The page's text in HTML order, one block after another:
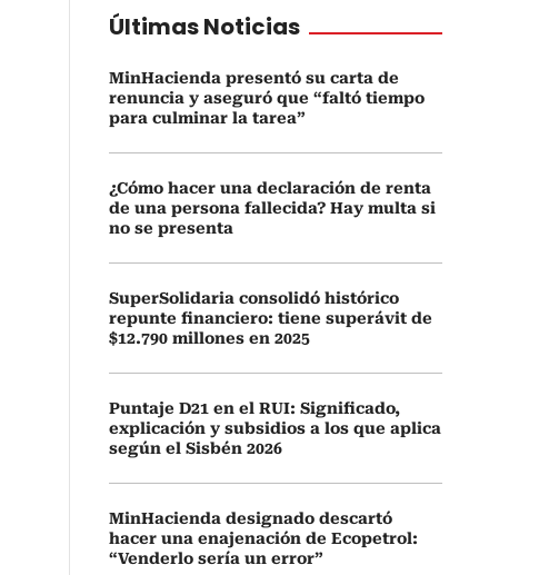
Últimas Noticias
MinHacienda presentó su carta de
renuncia y aseguró que “faltó tiempo
para culminar la tarea”
¿Cómo hacer una declaración de renta
de una persona fallecida? Hay multa si
no se presenta
SuperSolidaria consolidó histórico
repunte financiero: tiene superávit de
$12.790 millones en 2025
Puntaje D21 en el RUI: Significado,
explicación y subsidios a los que aplica
según el Sisbén 2026
MinHacienda designado descartó
hacer una enajenación de Ecopetrol:
“Venderlo sería un error”